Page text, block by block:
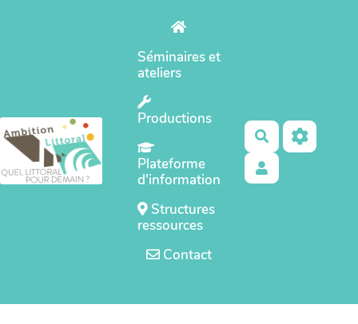
Séminaires et
ateliers
Productions
Plateforme
d'information
Structures
ressources
Contact
Rechercher